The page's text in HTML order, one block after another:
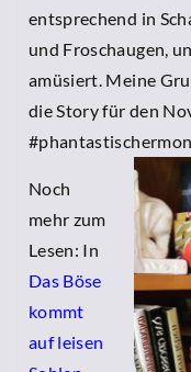
entsprechend in
und Froschaugen,
amüsiert. Meine
die Story für den
Noch
mehr zum
Lesen: In
Das Böse
kommt
auf leisen